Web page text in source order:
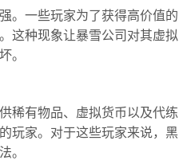
。一些玩家为了获得高价值的
这种现象让暴雪公司对其虚拟
。
稀有物品、虚拟货币以及代练
玩家。对于这些玩家来说，黑
。